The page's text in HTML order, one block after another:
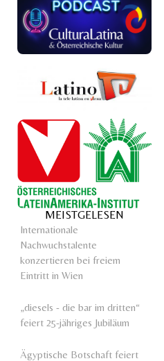
MEISTGELESEN
Internationale
Nachwuchstalente
konzertieren bei freiem
Eintritt in Wien
„diesels - die bar im dritten“
feiert 25-jähriges Jubiläum
Ägyptische Botschaft feiert